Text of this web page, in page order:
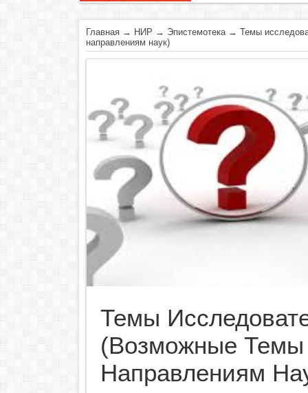
Главная → НИР → Эпистемотека→ Темы
направлениям наук)
Темы
(возможные
Направлениям